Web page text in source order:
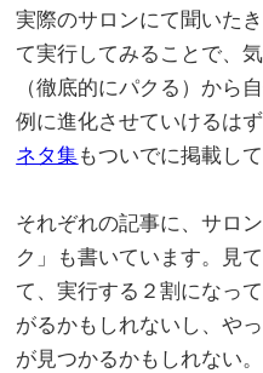
実際のサロンにて聞いた
て実行してみることで、
（徹底的にパクる）から
例に進化させていけるは
ネタ集もついでに掲載し
それぞれの記事に、サロ
ク」も書いています。見
て、実行する２割になっ
がるかもしれないし、や
が見つかるかもしれない